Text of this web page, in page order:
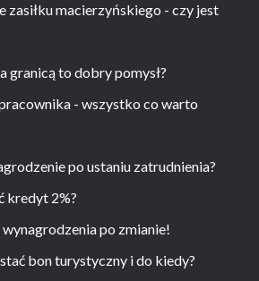
zasiłku macierzyńskiego - czy jest
granicą to dobry pomysł?
- wszystko co warto
po ustaniu zatrudnienia?
kredyt 2%?
po zmianie!
bon turystyczny i do kiedy?